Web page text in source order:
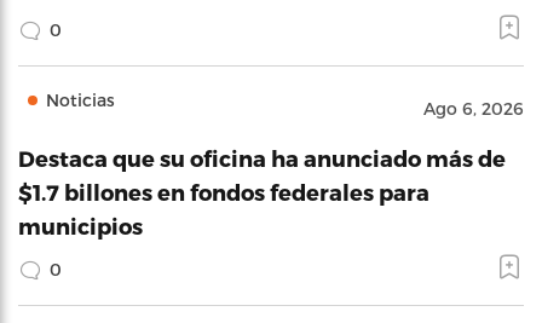
0
Noticias Ago 6, 2026
Destaca que su oficina ha anunciado más de
$1.7 billones en fondos federales para
municipios
0